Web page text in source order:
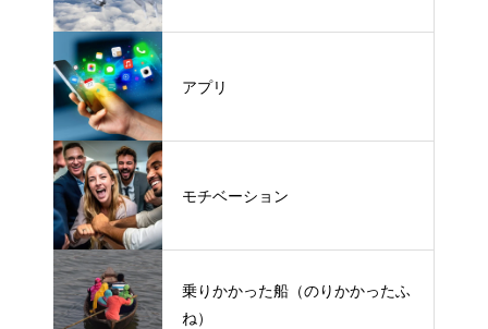
アプリ
モチベーション
乗りかかった船（のりかかったふ
ね）